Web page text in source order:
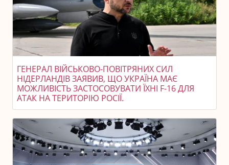
ГЕНЕРАЛ ВІЙСЬКОВО-ПОВІТРЯНИХ СИЛ
НІДЕРЛАНДІВ ЗАЯВИВ, ЩО УКРАЇНА МАЄ
МОЖЛИВІСТЬ ЗАСТОСОВУВАТИ ЇХНІ F-16 ДЛЯ
АТАК НА ТЕРИТОРІЮ РОСІЇ.